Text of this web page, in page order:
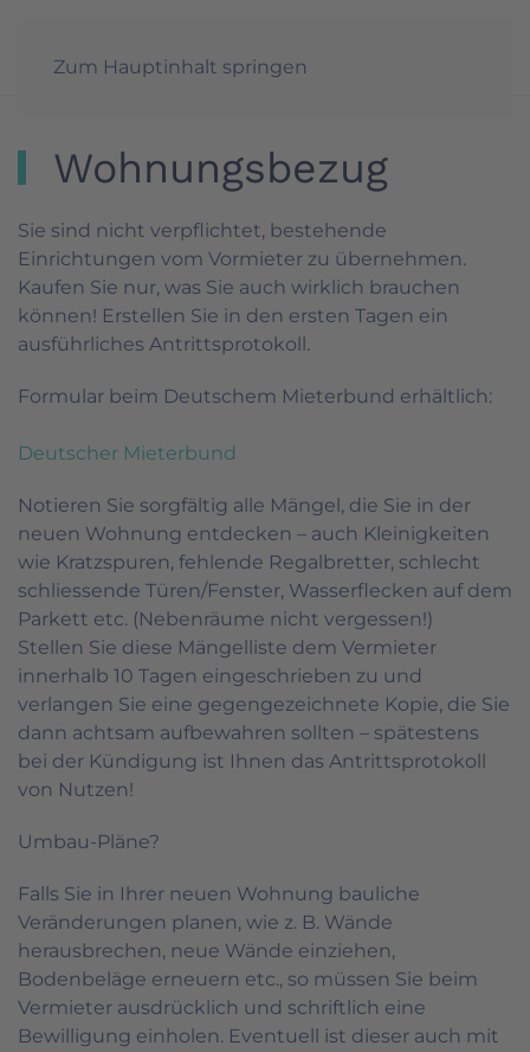
Zum Hauptinhalt springen
Reibstein GmbH
Wohnungsbezug
Sie sind nicht verpflichtet, bestehende
Einrichtungen vom Vormieter zu übernehmen.
Kaufen Sie nur, was Sie auch wirklich brauchen
können! Erstellen Sie in den ersten Tagen ein
ausführliches Antrittsprotokoll.
Formular beim Deutschem Mieterbund erhältlich:
Deutscher Mieterbund
Notieren Sie sorgfältig alle Mängel, die Sie in der
neuen Wohnung entdecken – auch Kleinigkeiten
wie Kratzspuren, fehlende Regalbretter, schlecht
schliessende Türen/Fenster, Wasserflecken auf dem
Parkett etc. (Nebenräume nicht vergessen!)
Stellen Sie diese Mängelliste dem Vermieter
innerhalb 10 Tagen eingeschrieben zu und
verlangen Sie eine gegengezeichnete Kopie, die Sie
dann achtsam aufbewahren sollten – spätestens
bei der Kündigung ist Ihnen das Antrittsprotokoll
von Nutzen!
Umbau-Pläne?
Falls Sie in Ihrer neuen Wohnung bauliche
Veränderungen planen, wie z. B. Wände
herausbrechen, neue Wände einziehen,
Bodenbeläge erneuern etc., so müssen Sie beim
Vermieter ausdrücklich und schriftlich eine
Bewilligung einholen. Eventuell ist dieser auch mit